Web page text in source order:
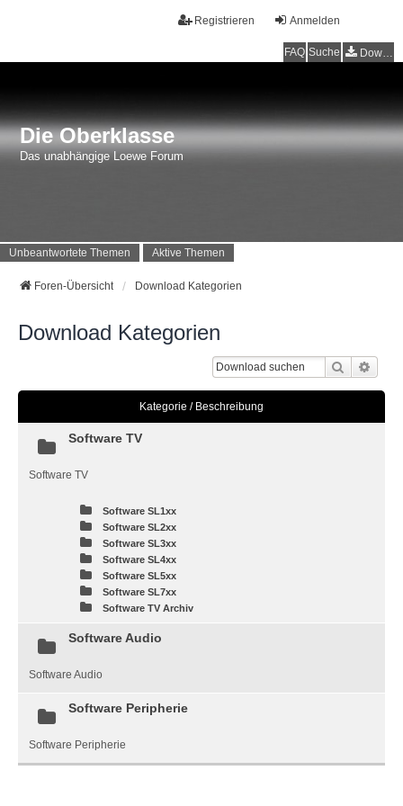
Anmelden
Registrieren
FAQ Suche Downloads
Die Oberklasse
Das unabhängige Loewe Forum
Unbeantwortete Themen Aktive Themen
Foren-Übersicht Download Kategorien
Download Kategorien
Suche
Kategorie / Beschreibung
Software TV
Software TV
Software SL1xx
Software SL2xx
Software SL3xx
Software SL4xx
Software SL5xx
Software SL7xx
Software TV Archiv
Software Audio
Software Audio
Software Peripherie
Software Peripherie